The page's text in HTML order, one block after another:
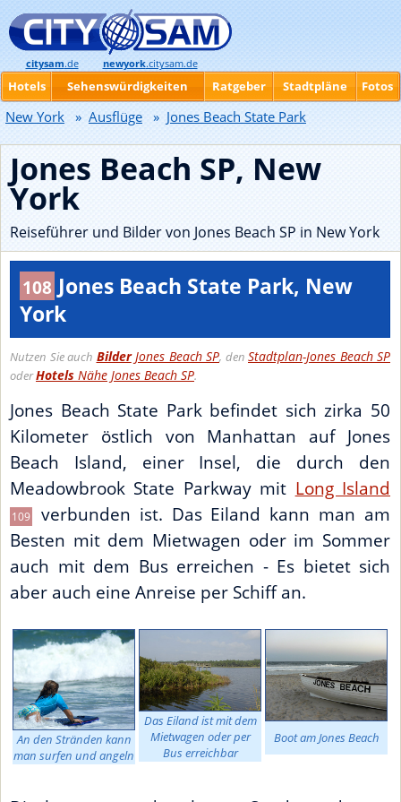
Jones Beach SP, New
York
Reiseführer und Bilder von Jones Beach SP in New York
108 Jones Beach State Park, New
York
Nutzen Sie auch BilderJones Beach SP, den Stadtplan-Jones Beach SP
oderHotels Nähe Jones Beach SP.
Jones Beach State Park befindet sich zirka 50
Kilometer östlich von Manhattan auf Jones
Beach Island, einer Insel, die durch den
Meadowbrook State Parkway mit Long Island
109
verbunden ist. Das Eiland kann man am
Besten mit dem Mietwagen oder im Sommer
auch mit dem Bus erreichen - Es bietet sich
aber auch eine Anreise per Schiff an.
An den Stränden kann
man surfen und angeln
Das Eiland ist mit dem
Mietwagen oder per
Bus erreichbar
Boot am Jones Beach
citysam.de newyork.citysam.de
Hotels Sehenswürdigkeiten Ratgeber Stadtpläne Fotos
New York » Ausflüge » Jones Beach State Park